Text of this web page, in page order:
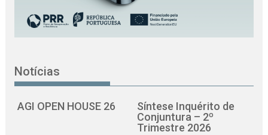
Notícias
AGI OPEN HOUSE 26
Síntese Inquérito de
Conjuntura – 2º
Trimestre 2026